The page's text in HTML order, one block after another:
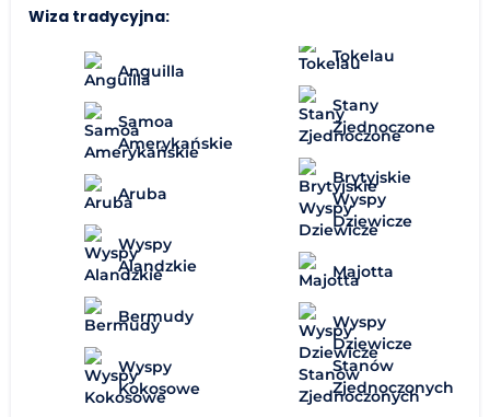
Wiza tradycyjna:
Anguilla
Samoa
Amerykańskie
Aruba
Wyspy
Alandzkie
Bermudy
Wyspy
Kokosowe
Tokelau
Stany
Zjednoczone
Brytyjskie
Wyspy
Dziewicze
Majotta
Wyspy
Dziewicze
Stanów
Zjednoczonych